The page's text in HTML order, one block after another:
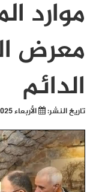
موارد
معرض
الدائم
تاريخ النشر: الأربعاء 19/02/2025